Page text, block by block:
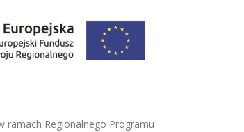
ramach Regionalnego Programu